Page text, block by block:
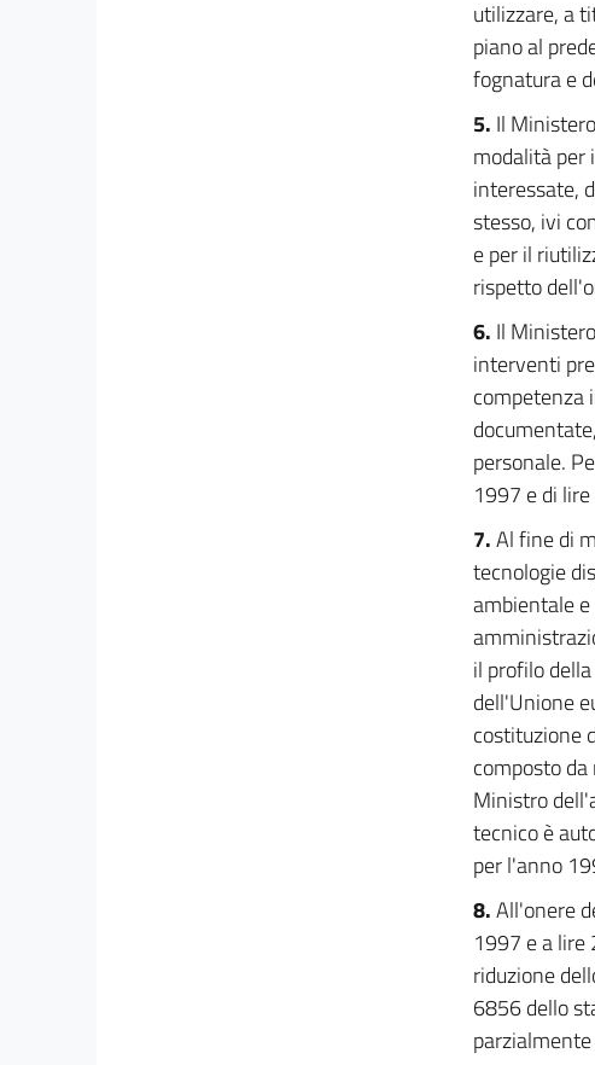
utilizzare, a
piano al
fognatura e
5. Il
modalità per
interessate,
stesso, ivi
e per il
rispetto
6. Il
interventi
competenza
personale.
1997 e di
7.Al fine di
tecnologie
ambientale
il profilo
dell'Unione
costituzione
composto
Ministro
tecnico è
per l'anno
8.All'onere
1997 e a
riduzione
6856 dello